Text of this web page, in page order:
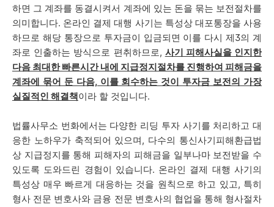
하면 그 계좌를 동결시켜서 계좌에 있는 돈을 묶는 보전절차를
의미합니다. 온라인 결제 대행 사기는 특성상 대포통장을 사용
하므로 해당 통장으로 투자금이 입금되면 이를 다시 제3의 계
좌로 인출하는 방식으로 편취하므로, 사기 피해사실을 인지한
다음 최대한 빠른시간 내에 지급정지절차를 진행하여 피해금을
계좌에 묶어 둔 다음, 이를 회수하는 것이 투자금 보전의 가장
실질적인 해결책이라 할 것입니다.
법률사무소 번화에서는 다양한 리딩 투자 사기를 처리하고 대
응한 노하우가 축적되어 있으며, 다수의 통신사기피해환급법
상 지급정지를 통해 피해자의 피해금을 일부나마 보전받을 수
있도록 도와드린 경험이 있습니다. 온라인 결제 대행 사기의
특성상 매우 빠르게 대응하는 것을 원칙으로 하고 있고, 특히
형사 전문 변호사와 금융 전문 변호사의 협업을 통해 형사절차